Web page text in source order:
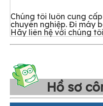
Chúng tôi luôn cung
chuyên nghiệp. Đi máy
Hãy liên hệ với chúng
Hồ sơ